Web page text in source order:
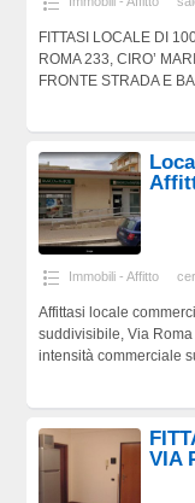
FITTASI LOCALE DI
ROMA 233, CIRO’
FRONTE STRADA E
Immobili - Affitto
Affittasi locale
suddivisibile, Via
intensità commerciale
VIA